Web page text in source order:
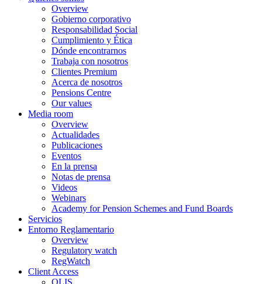
Overview
Gobierno corporativo
Responsabilidad Social
Cumplimiento y Ética
Dónde encontrarnos
Trabaja con nosotros
Clientes Premium
Acerca de nosotros
Pensions Centre
Our values
Media room
Overview
Actualidades
Publicaciones
Eventos
En la prensa
Notas de prensa
Videos
Webinars
Academy for Pension Schemes and Fund Boards
Servicios
Entorno Reglamentario
Overview
Regulatory watch
RegWatch
Client Access